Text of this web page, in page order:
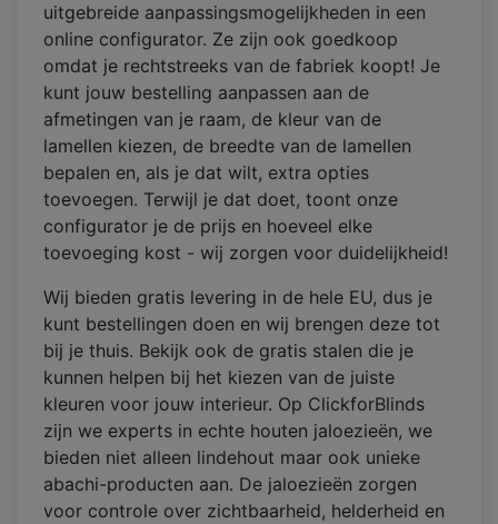
uitgebreide aanpassingsmogelijkheden in een
online configurator. Ze zijn ook goedkoop
omdat je rechtstreeks van de fabriek koopt! Je
kunt jouw bestelling aanpassen aan de
afmetingen van je raam, de kleur van de
lamellen kiezen, de breedte van de lamellen
bepalen en, als je dat wilt, extra opties
toevoegen. Terwijl je dat doet, toont onze
configurator je de prijs en hoeveel elke
toevoeging kost - wij zorgen voor duidelijkheid!
Wij bieden gratis levering in de hele EU, dus je
kunt bestellingen doen en wij brengen deze tot
bij je thuis. Bekijk ook de gratis stalen die je
kunnen helpen bij het kiezen van de juiste
kleuren voor jouw interieur. Op ClickforBlinds
zijn we experts in echte houten jaloezieën, we
bieden niet alleen lindehout maar ook unieke
abachi-producten aan. De jaloezieën zorgen
voor controle over zichtbaarheid, helderheid en